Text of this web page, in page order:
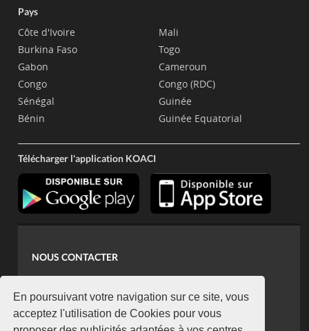
En poursuivant votre navigation sur ce site, vous
acceptez l'utilisation de Cookies pour vous
Pays
Côte d'Ivoire
Burkina Faso
Gabon
Congo
Sénégal
Bénin
Mali
Togo
Cameroun
Congo (RDC)
Guinée
Guinée Equatorial
Télécharger l'application KOACI
NOUS CONTACTER
koaci@yahoo.fr
+225 07 08 85 52 93